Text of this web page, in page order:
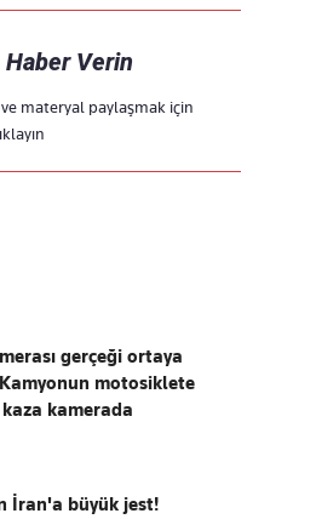
Haber Verin
materyal paylaşmak için
gerçeği ortaya
Kamyonun motosiklete
kaza kamerada
İran'a büyük jest!